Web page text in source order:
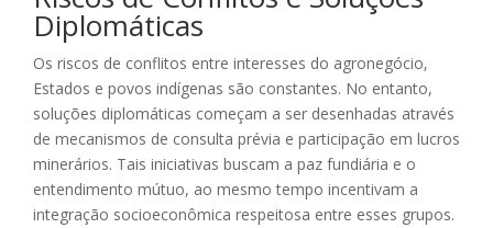
Diplomáticas
Os riscos de conflitos entre interesses do agronegócio,
Estados e povos indígenas são constantes. No entanto,
soluções diplomáticas começam a ser desenhadas através
de mecanismos de consulta prévia e participação em lucros
minerários. Tais iniciativas buscam a paz fundiária e o
entendimento mútuo, ao mesmo tempo incentivam a
integração socioeconômica respeitosa entre esses grupos.